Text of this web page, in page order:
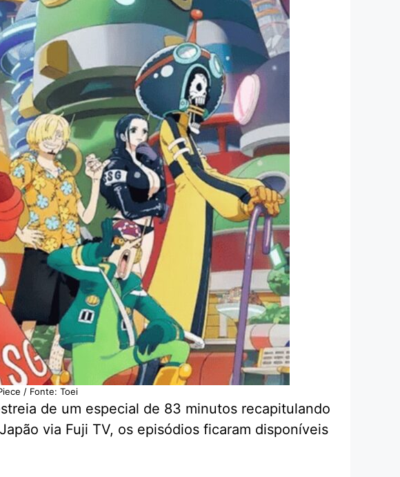
/ Fonte: Toei
de um especial de 83 minutos recapitulando
via Fuji TV, os episódios ficaram disponíveis